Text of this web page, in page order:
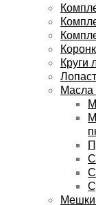
Круги
Масла
Мешки